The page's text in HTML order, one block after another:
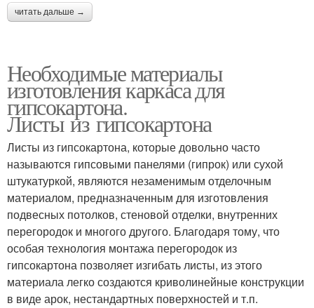
читать дальше →
Необходимые материалы
изготовления каркаса для
гипсокартона.
Листы из гипсокартона
Листы из гипсокартона, которые довольно часто
называются гипсовыми панелями (гипрок) или сухой
штукатуркой, являются незаменимым отделочным
материалом, предназначенным для изготовления
подвесных потолков, стеновой отделки, внутренних
перегородок и многого другого. Благодаря тому, что
особая технология монтажа перегородок из
гипсокартона позволяет изгибать листы, из этого
материала легко создаются криволинейные конструкции
в виде арок, нестандартных поверхностей и т.п.